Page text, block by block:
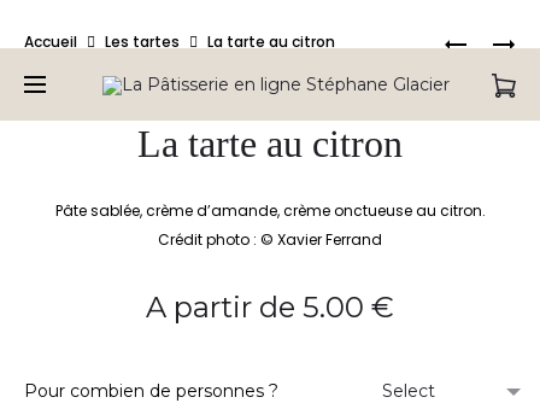
retrouvez tous nos produits.
CHOUX-
Accueil Les tartes La tarte au citron
La tarte au citron
Pâte sablée, crème d’amande, crème onctueuse au citron.
Crédit photo : © Xavier Ferrand
A partir de 5.00 €
Pour combien de personnes ?